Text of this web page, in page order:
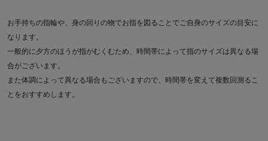
お手持ちの指輪や、身の回りの物でお指を図ることでご自身のサイズの目安に
なります。
一般的に夕方のほうが指がむくむため、時間帯によって指のサイズは異なる場
合がございます。
また体調によって異なる場合もございますので、時間帯を変えて複数回測るこ
とをおすすめします。